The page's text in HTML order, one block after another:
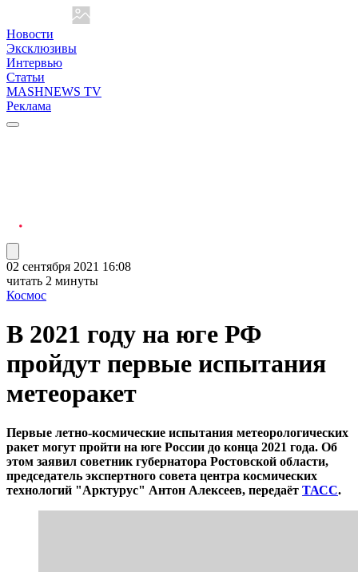
Новости
Эксклюзивы
Интервью
Статьи
MASHNEWS TV
Реклама
02 сентября 2021 16:08
читать 2 минуты
Космос
В 2021 году на юге РФ
пройдут первые испытания
метеоракет
Первые летно-космические испытания метеорологических
ракет могут пройти на юге России до конца 2021 года. Об
этом заявил советник губернатора Ростовской области,
председатель экспертного совета центра космических
технологий "Арктурус" Антон Алексеев, передаёт ТАСС.